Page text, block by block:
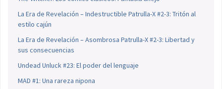
La Era de Revelación – Indestructible Patrulla-X #2-3: Tritón al
estilo cajún
La Era de Revelación – Asombrosa Patrulla-X #2-3: Libertad y
sus consecuencias
Undead Unluck #23: El poder del lenguaje
MAD #1: Una rareza nipona